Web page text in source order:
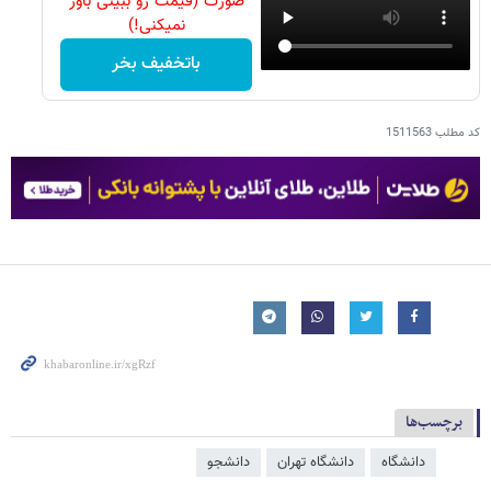
نمیکنی!)
باتخفیف بخر
کد مطلب1511563
برچسب‌ها
دانشگاه دانشگاه تهران دانشجو